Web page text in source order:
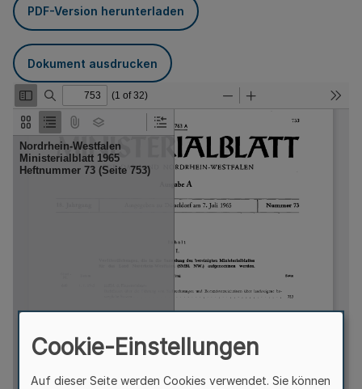
PDF-Version herunterladen
Dokument ausdrucken
Cookie-Einstellungen
Auf dieser Seite werden Cookies verwendet. Sie können